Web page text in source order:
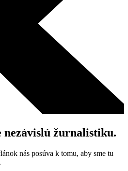
nezávislú žurnalistiku.
nás posúva k tomu, aby sme tu